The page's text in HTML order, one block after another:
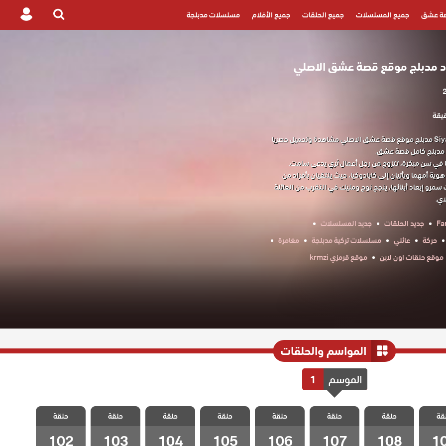
عشق جميع المسلسلات جميع الحلقات جميع الأفلام مسلسلات مدبلجة
Search
Login
موقع قصة عشق الاصلي
مسلسل قلب اسود Siyah Kalp مدبلج موقع قصة عشق الاصلي مشاهدة وتحميل حصريا
كامل قصة عشق.
في سن مبكرة، تتزوج من رجل أعمال ثري يدعى سامت.
أمهما ويأتيان إلى كابادوكيا، حيث يلتقيان بأفراد من
سمرو إبعاد أبنائها، ينجح نوح ومليك في التقرب من العائلة
جديد الحلقات
جديد المسلسلات
حركة عائلي مسلسلات تركية مدبلجة
مغامرة
موقع حلقات اون لاين موقع قرمزي krmzi
المواسم والحلقات
الموسم 1
قلب
مسلسل قلب
اسود مدبلج
الحلقة 108
حلقة
108
مسلسل قلب
اسود مدبلج
الحلقة 107
حلقة
107
مسلسل قلب
اسود مدبلج
الحلقة 106
حلقة
106
مسلسل قلب
اسود مدبلج
الحلقة 105
حلقة
105
مسلسل قلب
اسود مدبلج
الحلقة 104
حلقة
104
مسلسل قلب
اسود مدبلج
الحلقة 103
حلقة
103
مسلسل قلب
اسود مدبلج
الحلقة 102
حلقة
102